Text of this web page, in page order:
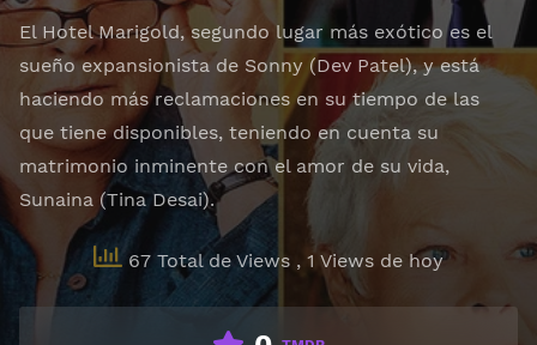
El Hotel Marigold, segundo lugar más exótico es el
sueño expansionista de Sonny (Dev Patel), y está
haciendo más reclamaciones en su tiempo de las
que tiene disponibles, teniendo en cuenta su
matrimonio inminente con el amor de su vida,
Sunaina (Tina Desai).
67 Total de Views , 1 Views de hoy